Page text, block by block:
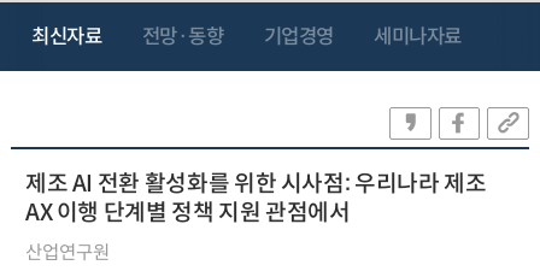
최신자료 전망·동향 기업경영 세미나자료
제조 AI 전환 활성화를 위한 시사점: 우리나라 제조
AX 이행 단계별 정책 지원 관점에서
산업연구원